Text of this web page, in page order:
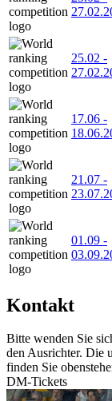
25.02 -
17.06 -
21.07 -
01.09 -
Kontakt
Bitte wenden Sie
den Ausrichter. Die
finden Sie
DM-Tickets